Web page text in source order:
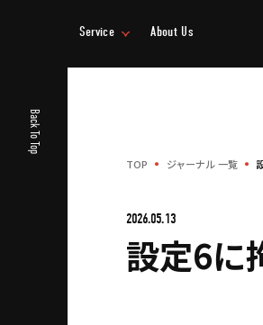
Service About Us
Back To Top
TOP ジャーナル 一覧
2026.05.13
設定6に